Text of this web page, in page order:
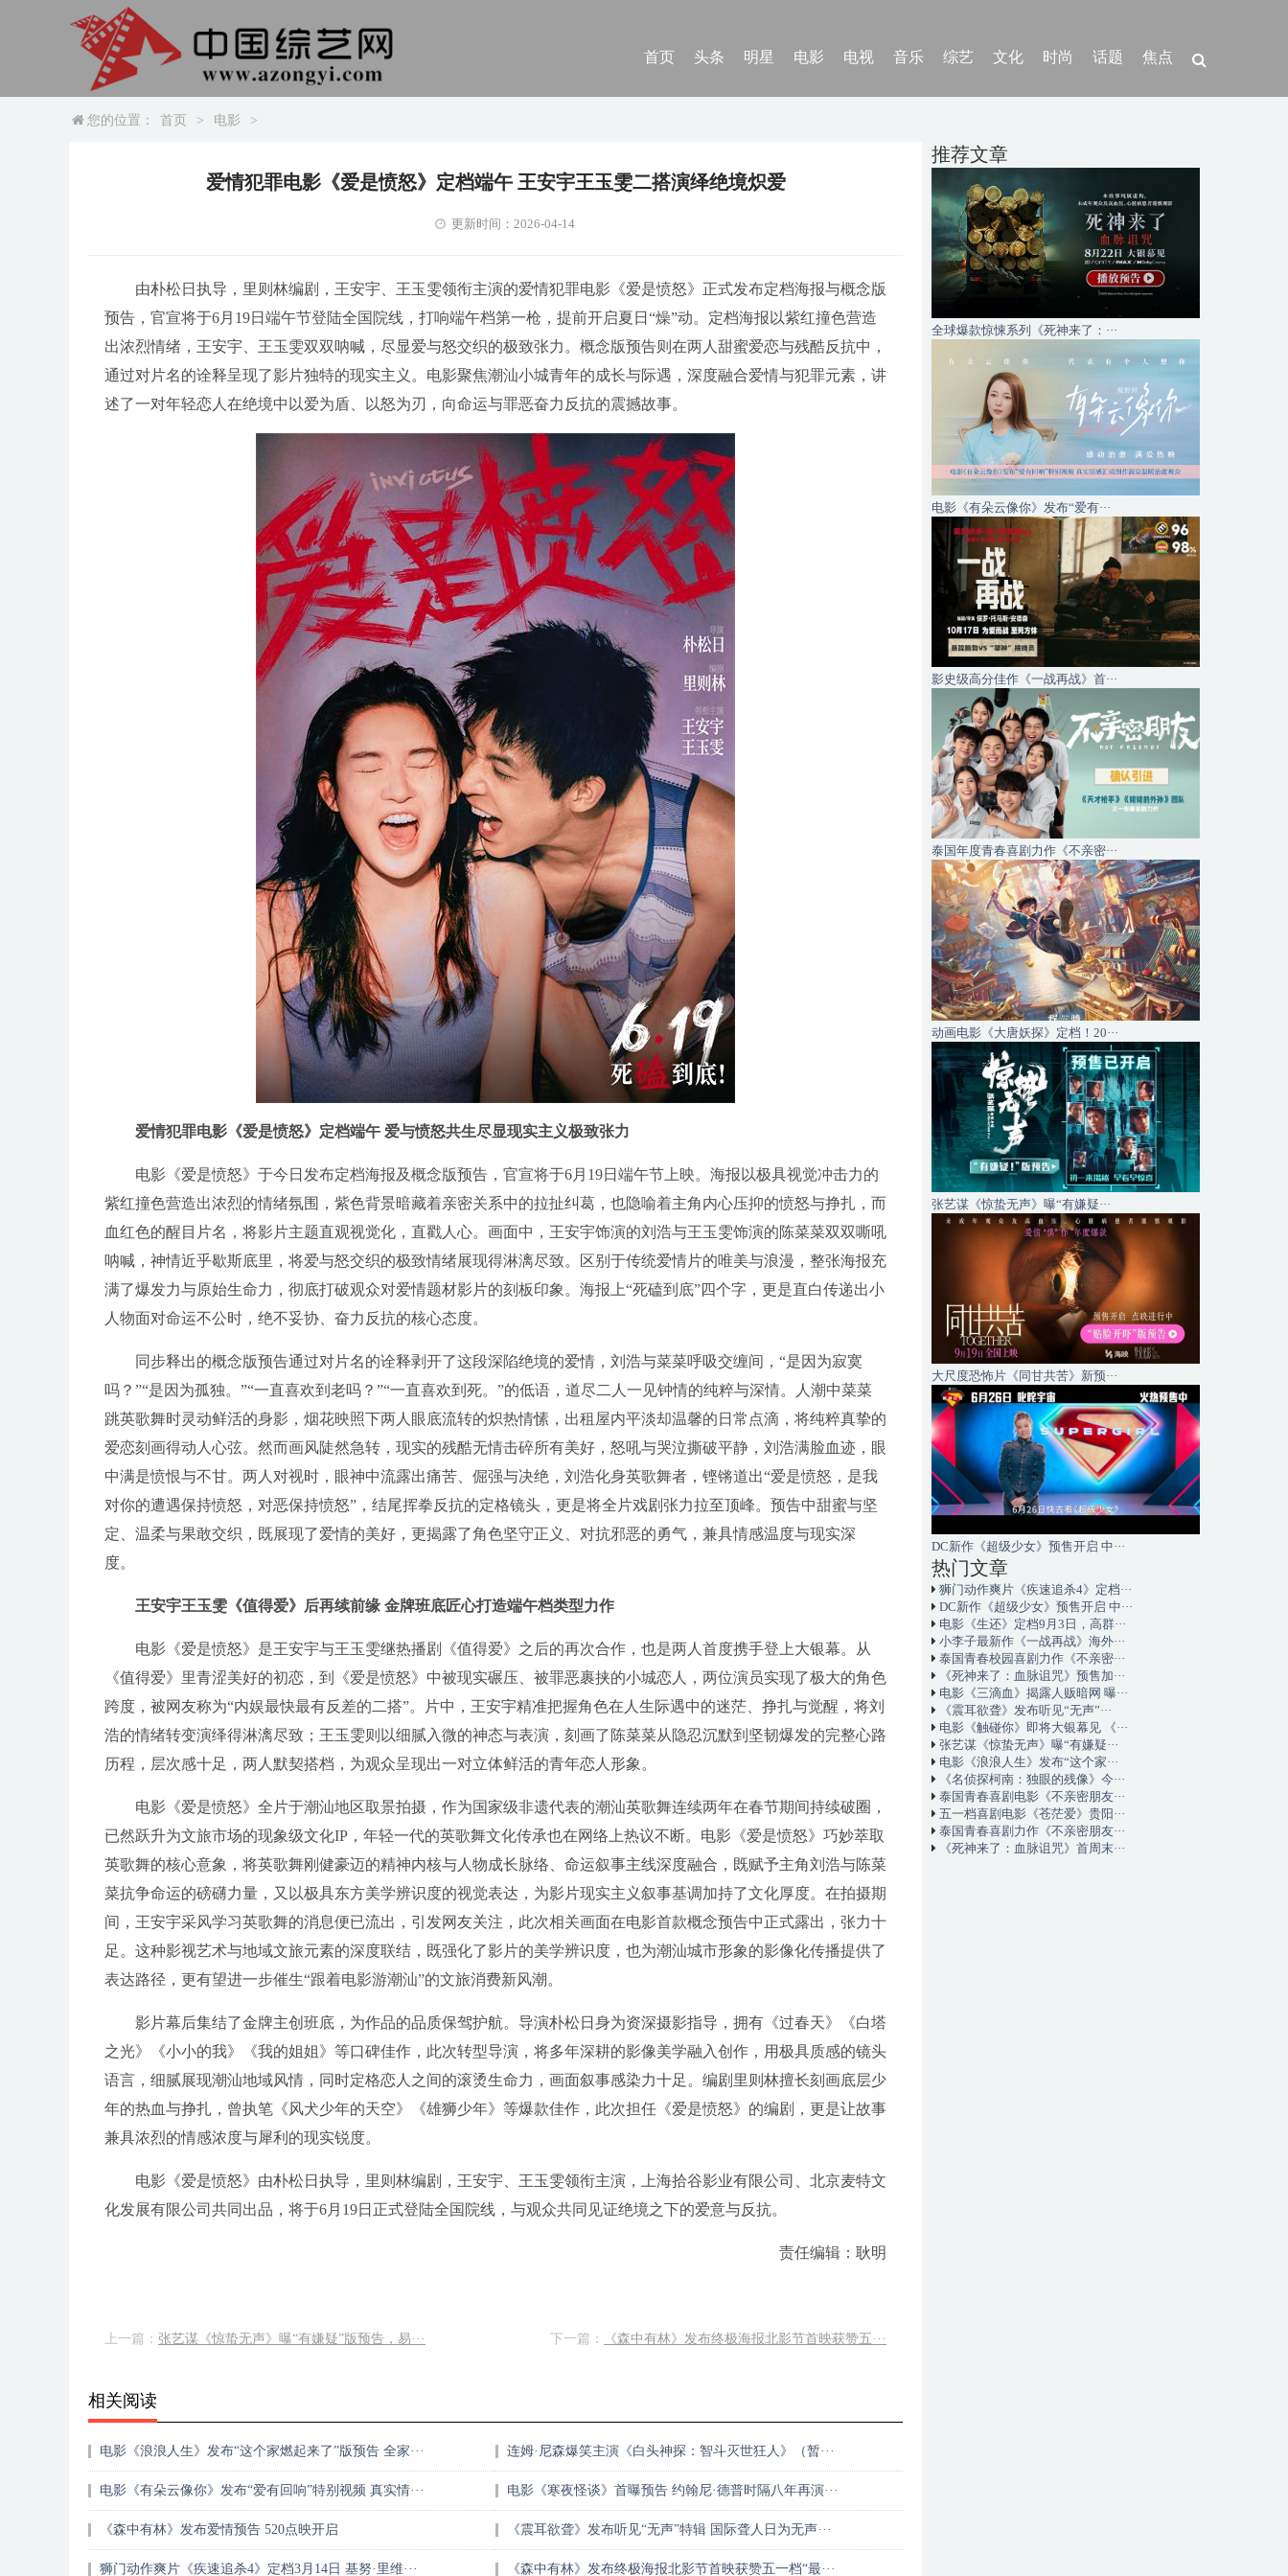
首页 头条 明星 电影 电视 音乐 综艺 文化 时尚 话题 焦点
您的位置： 首页 > 电影 >
爱情犯罪电影《爱是愤怒》定档端午 王安宇王玉雯二搭演绎绝境炽爱
更新时间：2026-04-14
由朴松日执导，里则林编剧，王安宇、王玉雯领衔主演的爱情犯罪电影《爱是愤怒》正式发布定档海报与概念版
预告，官宣将于6月19日端午节登陆全国院线，打响端午档第一枪，提前开启夏日“燥”动。定档海报以紫红撞色营造
出浓烈情绪，王安宇、王玉雯双双呐喊，尽显爱与怒交织的极致张力。概念版预告则在两人甜蜜爱恋与残酷反抗中，
通过对片名的诠释呈现了影片独特的现实主义。电影聚焦潮汕小城青年的成长与际遇，深度融合爱情与犯罪元素，讲
述了一对年轻恋人在绝境中以爱为盾、以怒为刃，向命运与罪恶奋力反抗的震撼故事。
爱情犯罪电影《爱是愤怒》定档端午 爱与愤怒共生尽显现实主义极致张力
电影《爱是愤怒》于今日发布定档海报及概念版预告，官宣将于6月19日端午节上映。海报以极具视觉冲击力的
紫红撞色营造出浓烈的情绪氛围，紫色背景暗藏着亲密关系中的拉扯纠葛，也隐喻着主角内心压抑的愤怒与挣扎，而
血红色的醒目片名，将影片主题直观视觉化，直戳人心。画面中，王安宇饰演的刘浩与王玉雯饰演的陈菜菜双双嘶吼
呐喊，神情近乎歇斯底里，将爱与怒交织的极致情绪展现得淋漓尽致。区别于传统爱情片的唯美与浪漫，整张海报充
满了爆发力与原始生命力，彻底打破观众对爱情题材影片的刻板印象。海报上“死磕到底”四个字，更是直白传递出小
人物面对命运不公时，绝不妥协、奋力反抗的核心态度。
同步释出的概念版预告通过对片名的诠释剥开了这段深陷绝境的爱情，刘浩与菜菜呼吸交缠间，“是因为寂寞
吗？”“是因为孤独。”“一直喜欢到老吗？”“一直喜欢到死。”的低语，道尽二人一见钟情的纯粹与深情。人潮中菜菜
跳英歌舞时灵动鲜活的身影，烟花映照下两人眼底流转的炽热情愫，出租屋内平淡却温馨的日常点滴，将纯粹真挚的
爱恋刻画得动人心弦。然而画风陡然急转，现实的残酷无情击碎所有美好，怒吼与哭泣撕破平静，刘浩满脸血迹，眼
中满是愤恨与不甘。两人对视时，眼神中流露出痛苦、倔强与决绝，刘浩化身英歌舞者，铿锵道出“爱是愤怒，是我
对你的遭遇保持愤怒，对恶保持愤怒”，结尾挥拳反抗的定格镜头，更是将全片戏剧张力拉至顶峰。预告中甜蜜与坚
定、温柔与果敢交织，既展现了爱情的美好，更揭露了角色坚守正义、对抗邪恶的勇气，兼具情感温度与现实深
度。
王安宇王玉雯《值得爱》后再续前缘 金牌班底匠心打造端午档类型力作
电影《爱是愤怒》是王安宇与王玉雯继热播剧《值得爱》之后的再次合作，也是两人首度携手登上大银幕。从
《值得爱》里青涩美好的初恋，到《爱是愤怒》中被现实碾压、被罪恶裹挟的小城恋人，两位演员实现了极大的角色
跨度，被网友称为“内娱最快最有反差的二搭”。片中，王安宇精准把握角色在人生际遇中的迷茫、挣扎与觉醒，将刘
浩的情绪转变演绎得淋漓尽致；王玉雯则以细腻入微的神态与表演，刻画了陈菜菜从隐忍沉默到坚韧爆发的完整心路
历程，层次感十足，两人默契搭档，为观众呈现出一对立体鲜活的青年恋人形象。
电影《爱是愤怒》全片于潮汕地区取景拍摄，作为国家级非遗代表的潮汕英歌舞连续两年在春节期间持续破圈，
已然跃升为文旅市场的现象级文化IP，年轻一代的英歌舞文化传承也在网络上热议不断。电影《爱是愤怒》巧妙萃取
英歌舞的核心意象，将英歌舞刚健豪迈的精神内核与人物成长脉络、命运叙事主线深度融合，既赋予主角刘浩与陈菜
菜抗争命运的磅礴力量，又以极具东方美学辨识度的视觉表达，为影片现实主义叙事基调加持了文化厚度。在拍摄期
间，王安宇采风学习英歌舞的消息便已流出，引发网友关注，此次相关画面在电影首款概念预告中正式露出，张力十
足。这种影视艺术与地域文旅元素的深度联结，既强化了影片的美学辨识度，也为潮汕城市形象的影像化传播提供了
表达路径，更有望进一步催生“跟着电影游潮汕”的文旅消费新风潮。
影片幕后集结了金牌主创班底，为作品的品质保驾护航。导演朴松日身为资深摄影指导，拥有《过春天》《白塔
之光》《小小的我》《我的姐姐》等口碑佳作，此次转型导演，将多年深耕的影像美学融入创作，用极具质感的镜头
语言，细腻展现潮汕地域风情，同时定格恋人之间的滚烫生命力，画面叙事感染力十足。编剧里则林擅长刻画底层少
年的热血与挣扎，曾执笔《风犬少年的天空》《雄狮少年》等爆款佳作，此次担任《爱是愤怒》的编剧，更是让故事
兼具浓烈的情感浓度与犀利的现实锐度。
电影《爱是愤怒》由朴松日执导，里则林编剧，王安宇、王玉雯领衔主演，上海拾谷影业有限公司、北京麦特文
化发展有限公司共同出品，将于6月19日正式登陆全国院线，与观众共同见证绝境之下的爱意与反抗。
责任编辑：耿明
上一篇： 张艺谋《惊蛰无声》曝“有嫌疑”版预告，易··· 下一篇： 《森中有林》发布终极海报北影节首映获赞五···
相关阅读
电影《浪浪人生》发布“这个家燃起来了”版预告 全家··· 连姆·尼森爆笑主演《白头神探：智斗灭世狂人》（暂···
电影《有朵云像你》发布“爱有回响”特别视频 真实情··· 电影《寒夜怪谈》首曝预告 约翰尼·德普时隔八年再演···
《森中有林》发布爱情预告 520点映开启 《震耳欲聋》发布听见“无声”特辑 国际聋人日为无声···
狮门动作爽片《疾速追杀4》定档3月14日 基努·里维··· 《森中有林》发布终极海报北影节首映获赞五一档“最···
推荐文章
全球爆款惊悚系列《死神来了：···
电影《有朵云像你》发布“爱有···
影史级高分佳作《一战再战》首···
泰国年度青春喜剧力作《不亲密···
动画电影《大唐妖探》定档！20···
张艺谋《惊蛰无声》曝“有嫌疑···
大尺度恐怖片《同甘共苦》新预···
DC新作《超级少女》预售开启 中···
热门文章
狮门动作爽片《疾速追杀4》定档···
DC新作《超级少女》预售开启 中···
电影《生还》定档9月3日，高群···
小李子最新作《一战再战》海外···
泰国青春校园喜剧力作《不亲密···
《死神来了：血脉诅咒》预售加···
电影《三滴血》揭露人贩暗网 曝···
《震耳欲聋》发布听见“无声”···
电影《触碰你》即将大银幕见 《···
张艺谋《惊蛰无声》曝“有嫌疑···
电影《浪浪人生》发布“这个家···
《名侦探柯南：独眼的残像》今···
泰国青春喜剧电影《不亲密朋友···
五一档喜剧电影《苍茫爱》贵阳···
泰国青春喜剧力作《不亲密朋友···
《死神来了：血脉诅咒》首周末···